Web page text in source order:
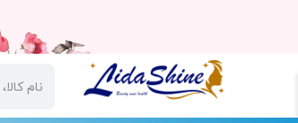
دسته بندی کالاها صفحه اصلی